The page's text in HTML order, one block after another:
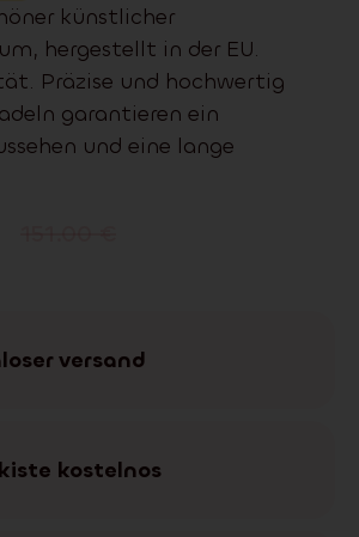
künstlicher
hergestellt in der EU.
Präzise und hochwertig
garantieren ein
und eine lange
versand
kostelnos